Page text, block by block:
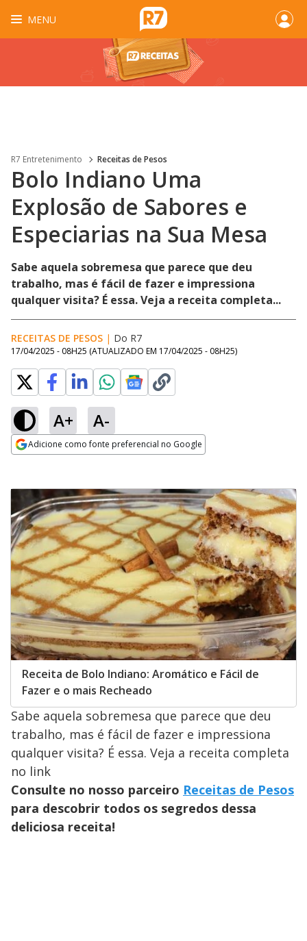
MENU
R7 Entretenimento Receitas de Pesos
Bolo Indiano Uma
Explosão de Sabores e
Especiarias na Sua Mesa
Sabe aquela sobremesa que parece que deu
trabalho, mas é fácil de fazer e impressiona
qualquer visita? É essa. Veja a receita completa...
RECEITAS DE PESOS | Do R7
17/04/2025 - 08H25 (ATUALIZADO EM 17/04/2025 - 08H25)
A+ A-
Adicione como fonte preferencial no Google
Receita de Bolo Indiano: Aromático e Fácil de
Fazer e o mais Recheado
Sabe aquela sobremesa que parece que deu
trabalho, mas é fácil de fazer e impressiona
qualquer visita? É essa. Veja a receita completa
no link
Consulte no nosso parceiro Receitas de Pesos
para descobrir todos os segredos dessa
deliciosa receita!